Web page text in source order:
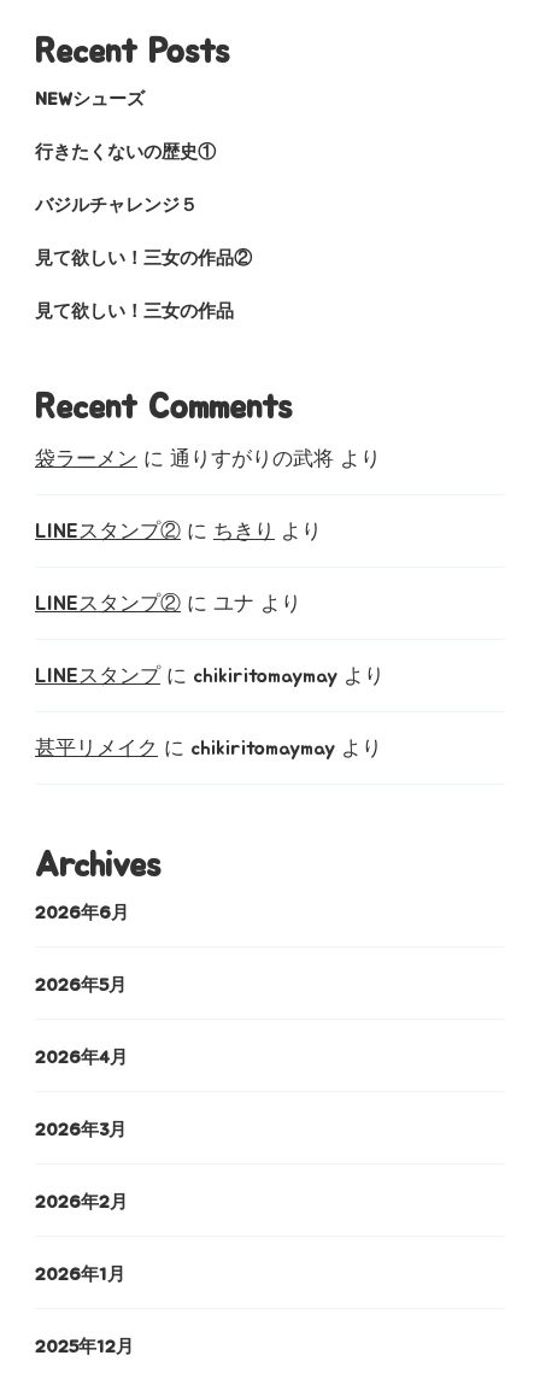
Recent Posts
NEWシューズ
行きたくないの歴史①
バジルチャレンジ５
見て欲しい！三女の作品②
見て欲しい！三女の作品
Recent Comments
袋ラーメン に 通りすがりの武将 より
LINEスタンプ② に ちきり より
LINEスタンプ② に ユナ より
LINEスタンプ に chikiritomaymay より
甚平リメイク に chikiritomaymay より
Archives
2026年6月
2026年5月
2026年4月
2026年3月
2026年2月
2026年1月
2025年12月